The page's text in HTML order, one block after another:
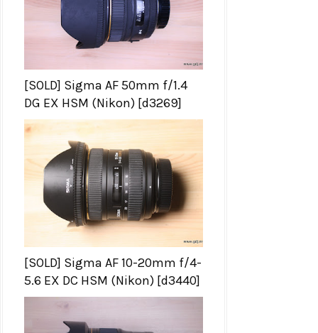
[SOLD] Sigma AF 50mm f/1.4
DG EX HSM (Nikon) [d3269]
[SOLD] Sigma AF 10-20mm f/4-
5.6 EX DC HSM (Nikon) [d3440]